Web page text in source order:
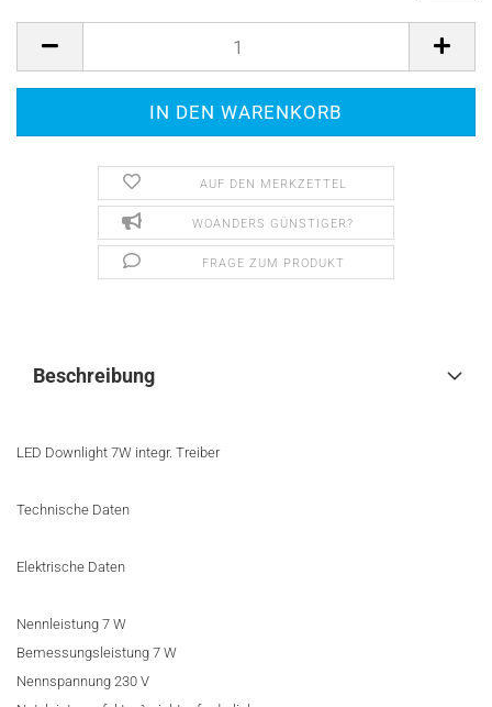
AUF DEN MERKZETTEL
WOANDERS GÜNSTIGER?
FRAGE ZUM PRODUKT
Beschreibung
LED Downlight 7W integr. Treiber
Technische Daten
Elektrische Daten
Nennleistung 7 W
Bemessungsleistung 7 W
Nennspannung 230 V